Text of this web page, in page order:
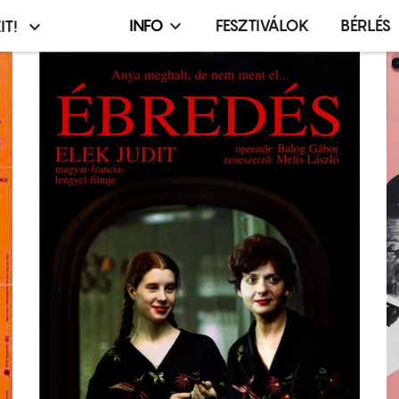
Infó,
esemény,
terembérlés
menü
INFO FESZTIVÁLOK BÉRLÉS